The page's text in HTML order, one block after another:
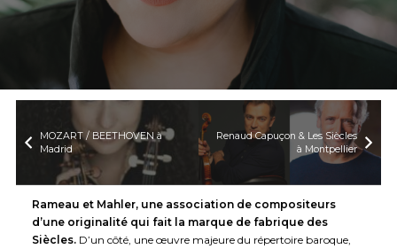
MOZART / BEETHOVEN à
Madrid
Renaud Capuçon & Les Siècles
à Montpellier
Rameau et Mahler, une association de compositeurs
d’une originalité qui fait la marque de fabrique des
Siècles. D’un côté, une œuvre majeure du répertoire baroque,